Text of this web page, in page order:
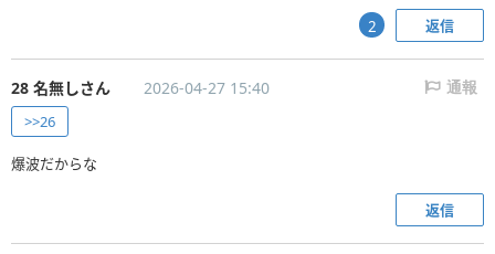
返信
2
28 名無しさん 2026-04-27 15:40 通報
>>26
爆波だからな
返信